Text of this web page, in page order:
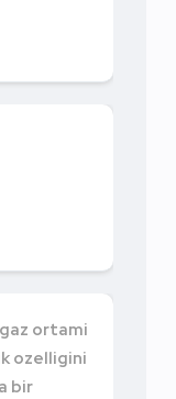
ortami
ozelligini
bir